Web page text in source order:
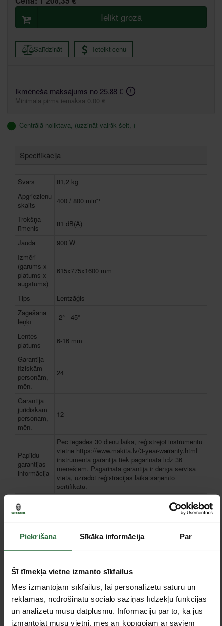
Piekrišana Sīkāka informācija Par
Šī tīmekļa vietne izmanto sīkfailus
Mēs izmantojam sīkfailus, lai personalizētu saturu un
reklāmas, nodrošinātu sociālo saziņas līdzekļu funkcijas
un analizētu mūsu datplūsmu. Informāciju par to, kā jūs
izmantojat mūsu vietni, mēs arī kopīgojam ar saviem
Ielikt grozā
Salīdzināt Ieteikt cenu
Ikmēneša maksājums no 25.88 €
Minimālā pirmā iemaksa 0.00 €
Centrālā noliktava, (uzzināt vairāk šeit, )
Specifikācija
Svars
81,2 kg
Apgriezienu
skaits
400 / 800 min⁻¹
Trokšņa
līmenis
81 dB(A)
Jauda
900 W
Izmēri
(garums x
platums x
augstums)
615x775x1600 mm
Tips
Lentzāģis
Zāģēšana
leņķī
-2° - 45°
Lentes
platums
6-16 mm
Garantija
fiziskām
personām,
mēn.
24
Garantija
juridiskām
personām,
mēn.
12
Papildu
garantijas
informācija
Pēc iegādes 30 dienu laikā, reģistrējot instrumentu
vietnē https://www.makita.lv/3-year-warranty.html
instrumenta garantija tiek pagarināta līdz 36
mēnešiem. Pagarinātā garantija ir derīga servisa
vietā, uzrādot reģistrācijas laikā saņemto
sertifikātu.
Piederumi